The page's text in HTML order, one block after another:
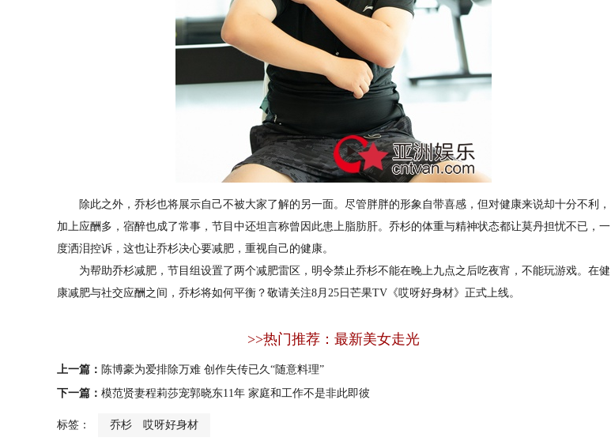
除此之外，乔杉也将展示自己不被大家了解的另一面。尽管胖胖的形象自带喜感，但对健康来说却十分不利，
加上应酬多，宿醉也成了常事，节目中还坦言称曾因此患上脂肪肝。乔杉的体重与精神状态都让莫丹担忧不已，一
度洒泪控诉，这也让乔杉决心要减肥，重视自己的健康。
为帮助乔杉减肥，节目组设置了两个减肥雷区，明令禁止乔杉不能在晚上九点之后吃夜宵，不能玩游戏。在健
康减肥与社交应酬之间，乔杉将如何平衡？敬请关注8月25日芒果TV《哎呀好身材》正式上线。
>>热门推荐：最新美女走光
上一篇： 陈博豪为爱排除万难 创作失传已久“随意料理”
下一篇： 模范贤妻程莉莎宠郭晓东11年 家庭和工作不是非此即彼
标签： 乔杉 哎呀好身材